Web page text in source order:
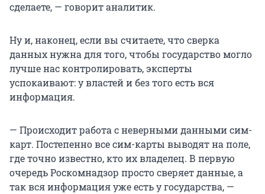
сделаете, — говорит аналитик.
Ну и, наконец, если вы считаете, что сверка
данных нужна для того, чтобы государство могло
лучше нас контролировать, эксперты
успокаивают: у властей и без того есть вся
информация.
— Происходит работа с неверными данными сим-
карт. Постепенно все сим-карты выводят на поле,
где точно известно, кто их владелец. В первую
очередь Роскомнадзор просто сверяет данные, а
так вся информация уже есть у государства, —